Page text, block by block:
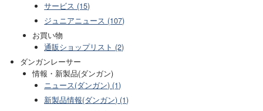
サービス (15)
ジュニアニュース (107)
お買い物
通販ショップリスト (2)
ダンガンレーサー
情報・新製品(ダンガン)
ニュース(ダンガン) (1)
新製品情報(ダンガン) (1)